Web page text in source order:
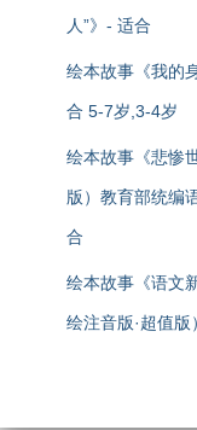
人”》- 适合
绘本故事《我的
合 5-7岁,3-4岁
绘本故事《悲惨
版）教育部统编
合
绘本故事《语文
绘注音版·超值